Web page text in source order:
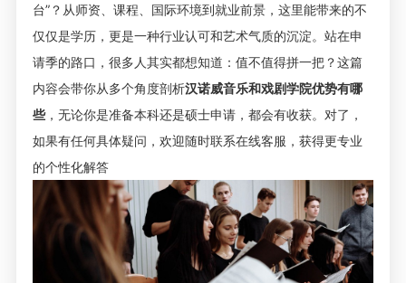
台”？从师资、课程、国际环境到就业前景，这里能带来的不
仅仅是学历，更是一种行业认可和艺术气质的沉淀。站在申
请季的路口，很多人其实都想知道：值不值得拼一把？这篇
内容会带你从多个角度剖析汉诺威音乐和戏剧学院优势有哪
些，无论你是准备本科还是硕士申请，都会有收获。对了，
如果有任何具体疑问，欢迎随时联系在线客服，获得更专业
的个性化解答